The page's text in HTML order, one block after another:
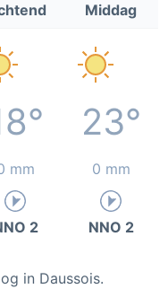
Middag
23°
mm 0 mm
2 NNO 2
in Daussois.